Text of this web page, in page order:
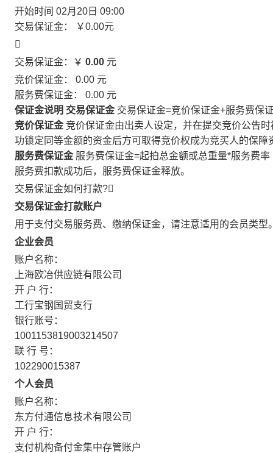
开始时间 02月20日 09:00
交易保证金：
￥0.00元

交易保证金：￥ 0.00 元
竞价保证金： 0.00 元
服务费保证金： 0.00 元
保证金说明 交易保证金 交易保证金=竞价保证金+服务费保
竞价保证金 竞价保证金由出卖人设定，并在提交竞价公告
功锁定同等金额的资金后方可取得竞价权成为竞买人的保障
服务费保证金 服务费保证金=起拍总金额或总重量*服务费率
服务费扣款成功后，服务费保证金释放。
交易保证金如何打款?
交易保证金打款账户
用于支付交易服务费、缴纳保证金，请注意适用的会员类型
企业会员
账户名称：
上海欧冶供应链有限公司
开 户 行：
工行宝钢国贸支行
银行账号：
1001153819003214507
联 行 号：
102290015387
个人会员
账户名称：
东方付通信息技术有限公司
开 户 行：
支付机构备付金集中存管账户